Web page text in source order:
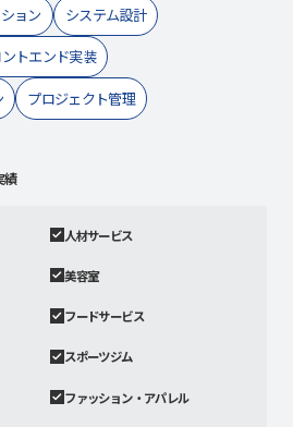
ョン システム設計
トエンド実装
プロジェクト管理
績
人材サービス
美容室
フードサービス
スポーツジム
ファッション・アパレル